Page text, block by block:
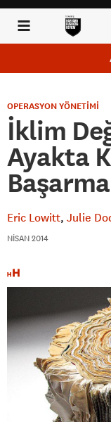
OPERASYON YÖNETİMİ
İklim
Ayakta
Eric Lowitt Julie
NISAN 2014